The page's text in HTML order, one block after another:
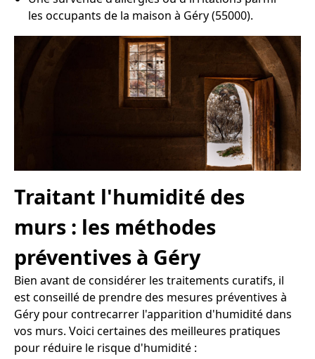
les occupants de la maison à Géry (55000).
Traitant l'humidité des
murs : les méthodes
préventives à Géry
Bien avant de considérer les traitements curatifs, il
est conseillé de prendre des mesures préventives à
Géry pour contrecarrer l'apparition d'humidité dans
vos murs. Voici certaines des meilleures pratiques
pour réduire le risque d'humidité :